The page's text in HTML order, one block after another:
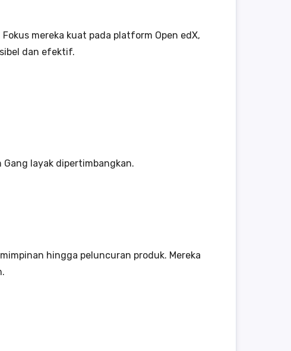
mereka kuat pada platform Open edX,
dan efektif.
layak dipertimbangkan.
hingga peluncuran produk. Mereka